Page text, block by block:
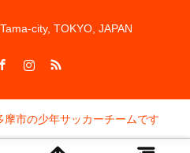
city, TOKYO, JAPAN
摩市の少年サッカーチームです